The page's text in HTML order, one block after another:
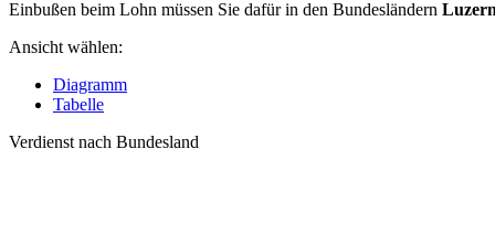
Einbußen beim Lohn müssen Sie dafür in den Bundesländern
Ansicht wählen:
Diagramm
Tabelle
Verdienst nach Bundesland